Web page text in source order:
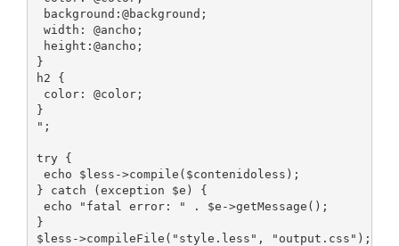
background:@background;
width: @ancho;
height:@ancho;
}
h2 {
color: @color;
}
";
try {
echo $less->compile($contenidoless);
} catch (exception $e) {
echo "fatal error: " . $e->getMessage();
}
$less->compileFile("style.less", "output.css");